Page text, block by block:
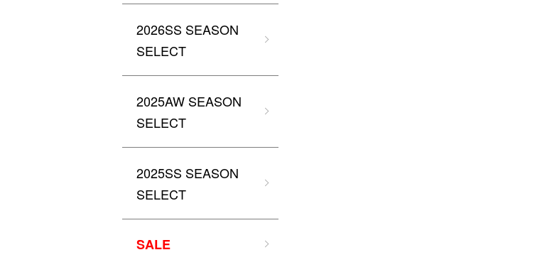
2026SS SEASON
SELECT
2025AW SEASON
SELECT
2025SS SEASON
SELECT
SALE